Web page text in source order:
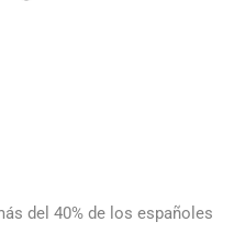
del 40% de los españoles